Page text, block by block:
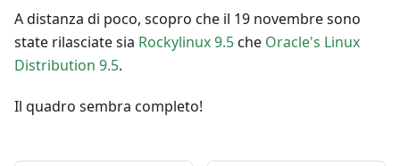
A distanza di poco, scopro che il 19 novembre sono
state rilasciate sia Rockylinux 9.5che Oracle's Linux
Distribution 9.5.
Il quadro sembra completo!